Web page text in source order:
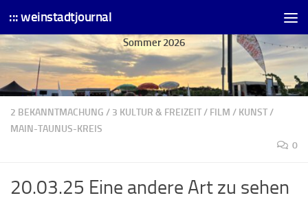
Skip to content
::: weinstadtjournal
Sommer 2026
2 BEKANNTMACHUNG / 3 KULTUR & FREIZEIT/ FILM / KUNST/
MAIN-TAUNUS-KREIS
0
20.03.25 Eine andere Art zu sehen